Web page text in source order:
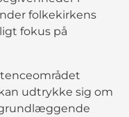
folkekirkens
fokus på
udtrykke sig om